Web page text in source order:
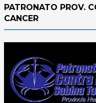
PATRONATO PROV.
CANCER